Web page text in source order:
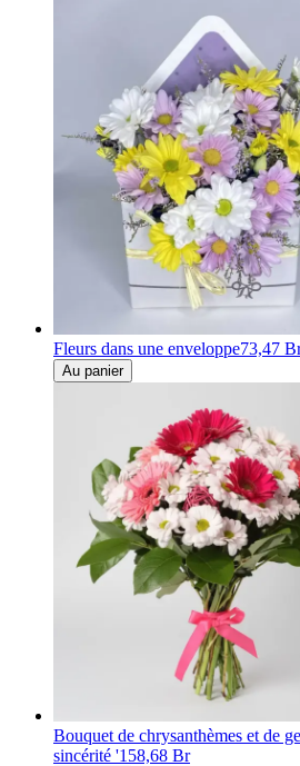
Fleurs dans une enveloppe73,47
Au panier
Bouquet de chrysanthèmes et de
sincérité '158,68 Br